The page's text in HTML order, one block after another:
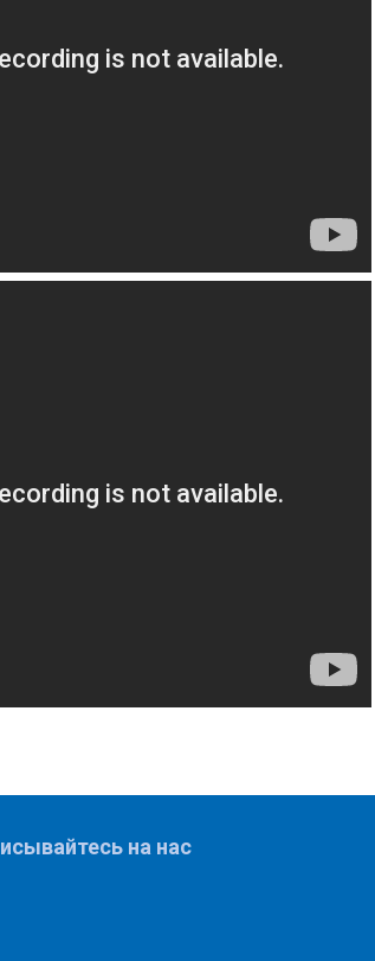
на нас